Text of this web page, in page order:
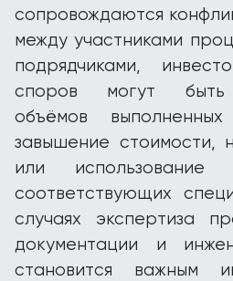
сопровождаются
между участниками
подрядчиками,
споров могут быть
объёмов
завышение стоимости,
или использование
соответствующих
случаях экспертиза
документации и
становится важным